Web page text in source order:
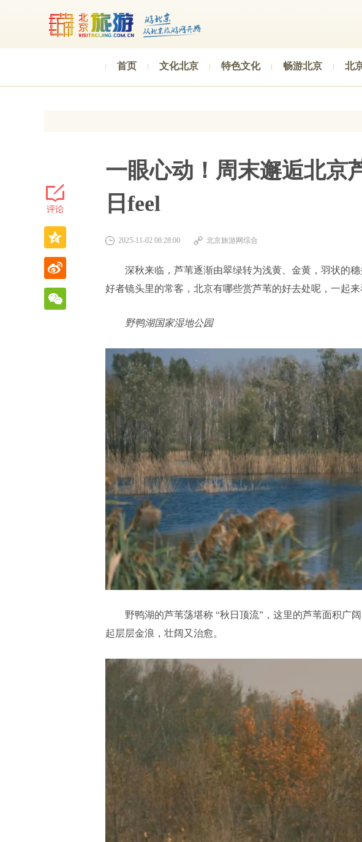
首页 文化北京 特色文化 畅游北京 北
一眼心动！周末邂逅北京
日feel
2025-11-02 08:28:00 北京旅游网综合
深秋来临，芦苇逐渐由翠绿转为浅黄、金黄，羽状的
好者镜头里的常客，北京有哪些赏芦苇的好去处呢，一起来
野鸭湖国家湿地公园
野鸭湖的芦苇荡堪称 “秋日顶流”，这里的芦苇面积广
起层层金浪，壮阔又治愈。